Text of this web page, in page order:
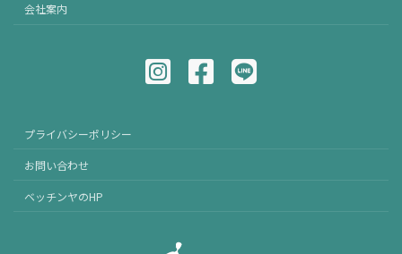
会社案内
プライバシーポリシー
お問い合わせ
ベッチンヤのHP